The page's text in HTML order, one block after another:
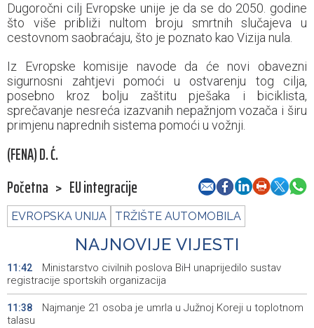
Dugoročni cilj Evropske unije je da se do 2050. godine
što više približi nultom broju smrtnih slučajeva u
cestovnom saobraćaju, što je poznato kao Vizija nula.
Iz Evropske komisije navode da će novi obavezni
sigurnosni zahtjevi pomoći u ostvarenju tog cilja,
posebno kroz bolju zaštitu pješaka i biciklista,
sprečavanje nesreća izazvanih nepažnjom vozača i širu
primjenu naprednih sistema pomoći u vožnji.
(FENA) D. Ć.
Početna > EU integracije
EVROPSKA UNIJA TRŽIŠTE AUTOMOBILA
NAJNOVIJE VIJESTI
11:42
Ministarstvo civilnih poslova BiH unaprijedilo sustav
registracije sportskih organizacija
11:38
Najmanje 21 osoba je umrla u Južnoj Koreji u toplotnom
talasu